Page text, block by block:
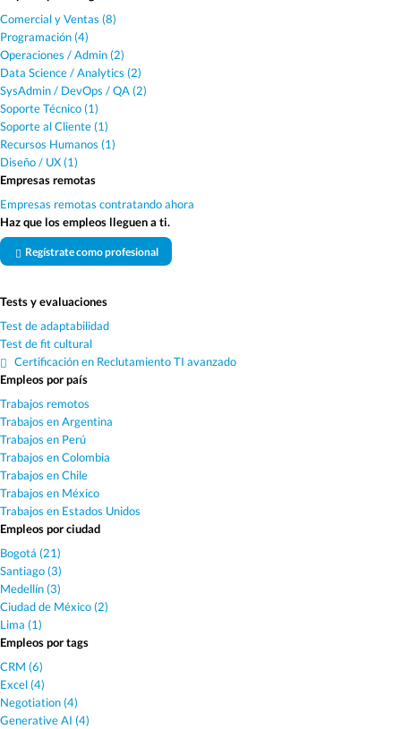
Comercial y Ventas (8)
Programación (4)
Operaciones / Admin (2)
Data Science / Analytics (2)
SysAdmin / DevOps / QA (2)
Soporte Técnico (1)
Soporte al Cliente (1)
Recursos Humanos (1)
Diseño / UX (1)
Empresas remotas
Empresas remotas contratando ahora
Haz que los empleos lleguen a ti.
Regístrate como profesional
Tests y evaluaciones
Test de adaptabilidad
Test de fit cultural
Certificación en Reclutamiento TI avanzado
Empleos por país
Trabajos remotos
Trabajos en Argentina
Trabajos en Perú
Trabajos en Colombia
Trabajos en Chile
Trabajos en México
Trabajos en Estados Unidos
Empleos por ciudad
Bogotá (21)
Santiago (3)
Medellín (3)
Ciudad de México (2)
Lima (1)
Empleos por tags
CRM (6)
Excel (4)
Negotiation (4)
Generative AI (4)